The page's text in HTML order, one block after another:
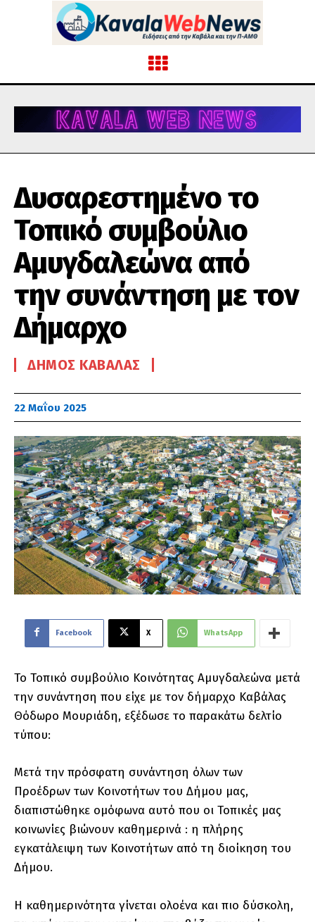
Δυσαρεστημένο το
Τοπικό συμβούλιο
Αμυγδαλεώνα από
την συνάντηση με τον
Δήμαρχο
ΔΉΜΟΣ ΚΑΒΆΛΑΣ
22 Μαΐου 2025
Facebook X WhatsApp
Το Τοπικό συμβούλιο Κοινότητας Αμυγδαλεώνα μετά
την συνάντηση που είχε με τον δήμαρχο Καβάλας
Θόδωρο Μουριάδη, εξέδωσε το παρακάτω δελτίο
τύπου:
Μετά την πρόσφατη συνάντηση όλων των
Προέδρων των Κοινοτήτων του Δήμου μας,
διαπιστώθηκε ομόφωνα αυτό που οι Τοπικές μας
κοινωνίες βιώνουν καθημερινά : η πλήρης
εγκατάλειψη των Κοινοτήτων από τη διοίκηση του
Δήμου.
Η καθημερινότητα γίνεται ολοένα και πιο δύσκολη,